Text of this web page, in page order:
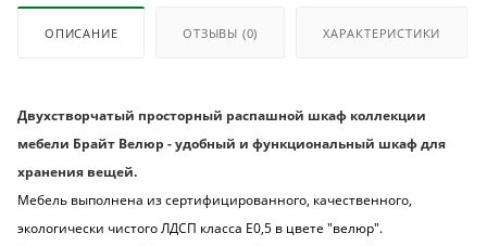
ОПИСАНИЕ ОТЗЫВЫ (0) ХАРАКТЕРИСТИКИ
Двухстворчатый просторный распашной шкаф коллекции
мебели Брайт Велюр - удобный и функциональный шкаф для
хранения вещей.
Мебель выполнена из сертифицированного, качественного,
экологически чистого ЛДСП класса Е0,5 в цвете "велюр".